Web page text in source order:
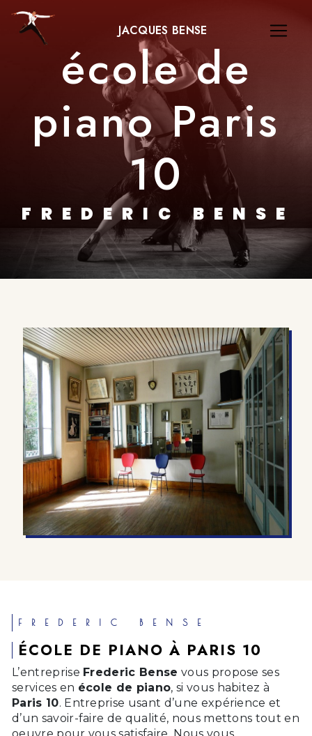
JACQUES BENSE
école de
piano Paris
10
FREDERIC BENSE
FREDERIC BENSE
ÉCOLE DE PIANO À PARIS 10
L’entreprise Frederic Bense vous propose ses
services en école de piano, si vous habitez à
Paris 10. Entreprise usant d’une expérience et
d’un savoir-faire de qualité, nous mettons tout en
oeuvre pour vous satisfaire. Nous vous
Panneau de gestion des cookies